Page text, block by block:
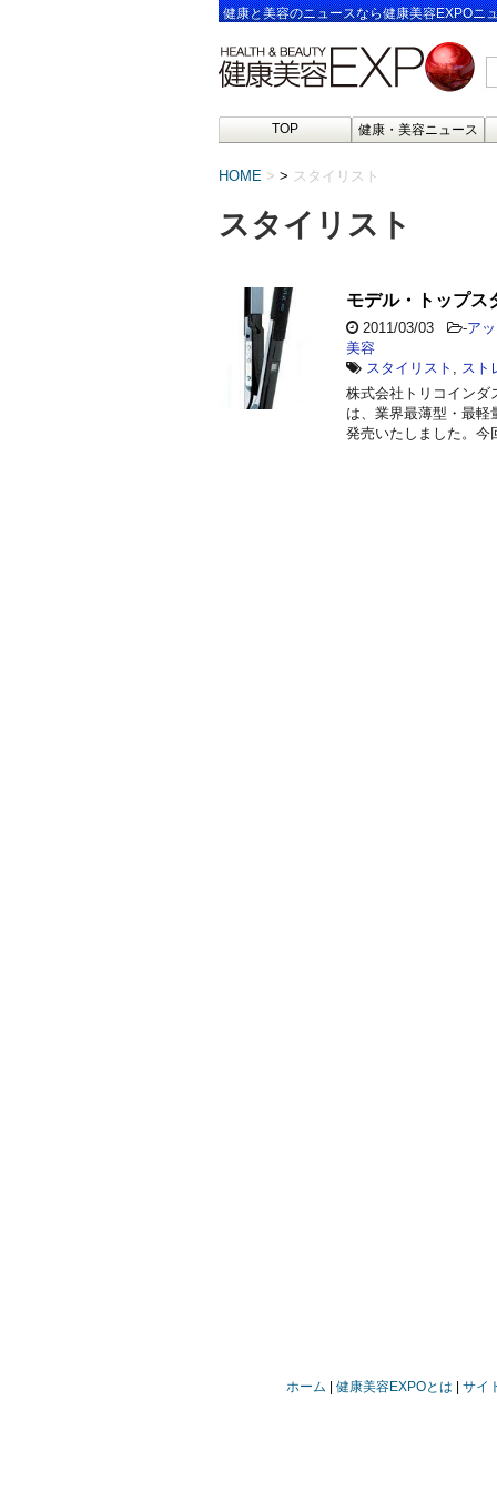
健康と美容のニュースなら健康美容EXPOニ
TOP 健康・美容ニュース
HOME > スタイリスト
スタイリスト
モデル・トップス
2011/03/03 -ア
美容
スタイリスト
スト
株式会社トリコインダ
は、業界最薄型・最軽
発売いたしました。
ホーム 健康美容EXPOとは サイ